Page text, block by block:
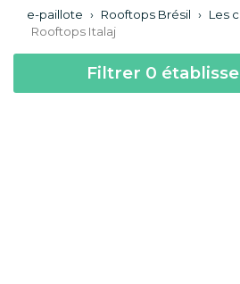
e-paillote › Rooftops Brésil › Les
Rooftops Italaj
Filtrer 0